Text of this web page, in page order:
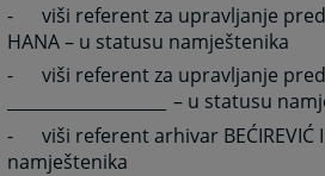
-
viši referent za upravljanje
HANA – u statusu namještenika
-
viši referent za upravljanje
– u statusu
-
viši referent arhivar BEĆIREVIĆ
namještenika